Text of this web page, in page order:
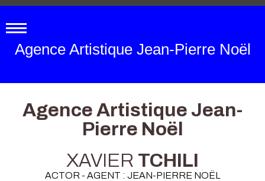
Agence Artistique Jean-Pierre Noël
Agence Artistique Jean-
Pierre Noël
XAVIER TCHILI
ACTOR - AGENT : JEAN-PIERRE NOËL